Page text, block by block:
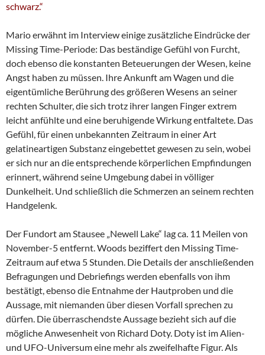
schwarz.“
Mario erwähnt im Interview einige zusätzliche Eindrücke der
Missing Time-Periode: Das beständige Gefühl von Furcht,
doch ebenso die konstanten Beteuerungen der Wesen, keine
Angst haben zu müssen. Ihre Ankunft am Wagen und die
eigentümliche Berührung des größeren Wesens an seiner
rechten Schulter, die sich trotz ihrer langen Finger extrem
leicht anfühlte und eine beruhigende Wirkung entfaltete. Das
Gefühl, für einen unbekannten Zeitraum in einer Art
gelatineartigen Substanz eingebettet gewesen zu sein, wobei
er sich nur an die entsprechende körperlichen Empfindungen
erinnert, während seine Umgebung dabei in völliger
Dunkelheit. Und schließlich die Schmerzen an seinem rechten
Handgelenk.
Der Fundort am Stausee „Newell Lake“ lag ca. 11 Meilen von
November-5 entfernt. Woods beziffert den Missing Time-
Zeitraum auf etwa 5 Stunden. Die Details der anschließenden
Befragungen und Debriefings werden ebenfalls von ihm
bestätigt, ebenso die Entnahme der Hautproben und die
Aussage, mit niemanden über diesen Vorfall sprechen zu
dürfen. Die überraschendste Aussage bezieht sich auf die
mögliche Anwesenheit von Richard Doty. Doty ist im Alien-
und UFO-Universum eine mehr als zweifelhafte Figur. Als